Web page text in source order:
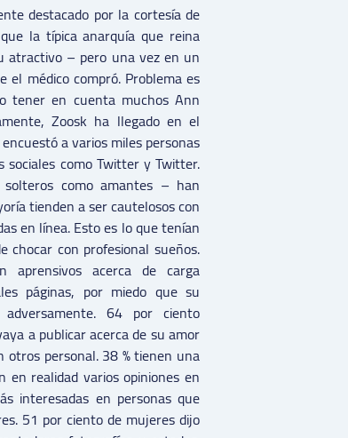
destacado por la cortesía de
la típica anarquía que reina
atractivo – pero una vez en un
médico compró. Problema es
tener en cuenta muchos Ann
Zoosk ha llegado en el
a varios miles personas
sociales como Twitter y Twitter.
como amantes – han
tienden a ser cautelosos con
​​en línea. Esto es lo que tenían
chocar con profesional sueños.
aprensivos acerca de carga
páginas, por miedo que su
64 por ciento
a publicar acerca de su amor
otros personal. 38 % tienen una
realidad varios opiniones en
interesadas en personas que
51 por ciento de mujeres dijo